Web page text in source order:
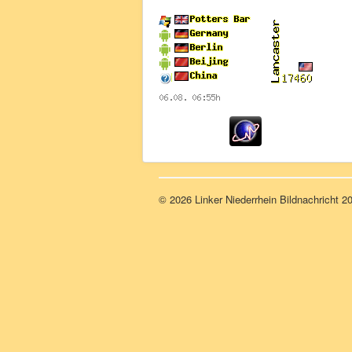
© 2026 Linker Niederrhein Bildnachricht